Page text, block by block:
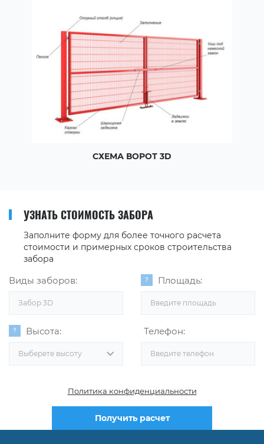
СХЕМА ВОРОТ 3D
УЗНАТЬ СТОИМОСТЬ ЗАБОРА
Заполните форму для более точного расчета
стоимости и примерных сроков строительства
забора
Виды заборов:
Забор 3D
Площадь:
Высота:
Выберете высоту
Телефон:
Политика конфиденциальности
Получить расчет